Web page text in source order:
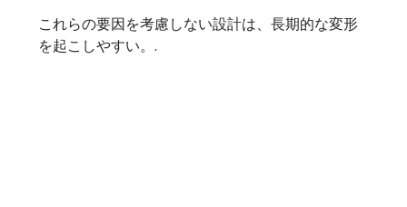
これらの要因を考慮しない設計は、長期的な変形
を起こしやすい。.